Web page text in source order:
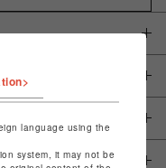
language using the
system, it may not be